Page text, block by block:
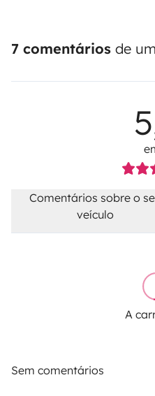
7 comentários de
Comentários sobre o
veículo
A
Sem comentários